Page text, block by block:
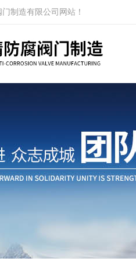
制造有限公司网站！